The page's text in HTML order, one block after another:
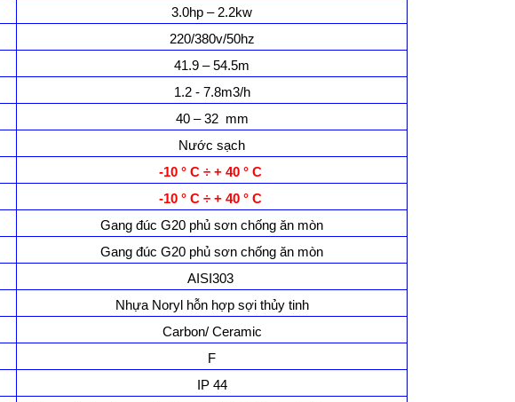
3.0hp – 2.2kw
220/380v/50hz
41.9 – 54.5m
1.2 - 7.8m3/h
40 – 32 mm
Nước sạch
-10 ° C ÷ + 40 ° C
-10 ° C ÷ + 40 ° C
Gang đúc G20 phủ sơn chống ăn mòn
Gang đúc G20 phủ sơn chống ăn mòn
AISI303
Nhựa Noryl hỗn hợp sợi thủy tinh
Carbon/ Ceramic
F
IP 44